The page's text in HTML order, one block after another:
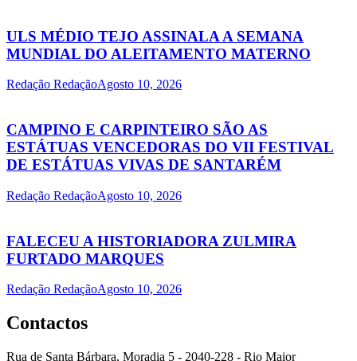
ULS MÉDIO TEJO ASSINALA A SEMANA
MUNDIAL DO ALEITAMENTO MATERNO
Redação RedaçãoAgosto 10, 2026
CAMPINO E CARPINTEIRO SÃO AS
ESTÁTUAS VENCEDORAS DO VII FESTIVAL
DE ESTÁTUAS VIVAS DE SANTARÉM
Redação RedaçãoAgosto 10, 2026
FALECEU A HISTORIADORA ZULMIRA
FURTADO MARQUES
Redação RedaçãoAgosto 10, 2026
Contactos
Rua de Santa Bárbara, Moradia 5 - 2040-228 - Rio Maior